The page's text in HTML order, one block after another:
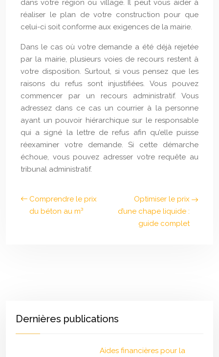
dans votre région ou village. Il peut vous aider à
réaliser le plan de votre construction pour que
celui-ci soit conforme aux exigences de la mairie.
Dans le cas où votre demande a été déjà rejetée
par la mairie, plusieurs voies de recours restent à
votre disposition. Surtout, si vous pensez que les
raisons du refus sont injustifiées. Vous pouvez
commencer par un recours administratif. Vous
adressez dans ce cas un courrier à la personne
ayant un pouvoir hiérarchique sur le responsable
qui a signé la lettre de refus afin qu’elle puisse
réexaminer votre demande. Si cette démarche
échoue, vous pouvez adresser votre requête au
tribunal administratif.
Comprendre le prix
du béton au m³
Optimiser le prix
d’une chape liquide :
guide complet
Dernières publications
Aides financières pour la